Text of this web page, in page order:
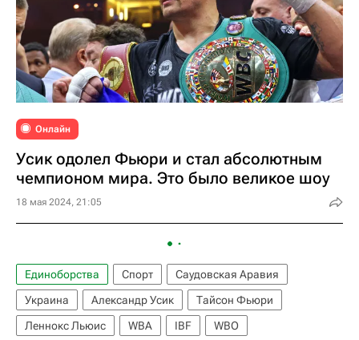
Онлайн
Усик одолел Фьюри и стал абсолютным
чемпионом мира. Это было великое шоу
18 мая 2024, 21:05
Единоборства Спорт
Саудовская Аравия
Украина
Александр Усик
Тайсон Фьюри
Леннокс Льюис
WBA IBF WBO